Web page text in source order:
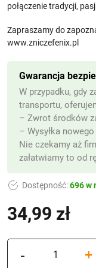
34,99 zł
połączenie tradycji,
Zapraszamy do
www.zniczefenix.pl
Dostępność:696 w
Gwarancja
W przypadku, gdy
transportu,
– Zwrot środków
– Wysyłka
Nie czekamy aż
załatwiamy to od
-
Ekologiczny +